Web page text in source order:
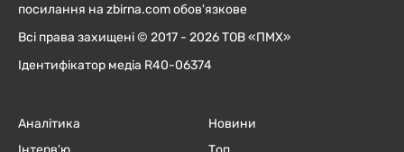
посилання на zbirna.com обов'язкове
Всі права захищені © 2017 - 2026 ТОВ «ПМХ»
Ідентифікатор медіа R40-06374
Аналітика
Новини